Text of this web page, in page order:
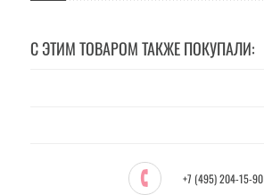
С ЭТИМ ТОВАРОМ ТАКЖЕ ПОКУПАЛИ:
+7 (495) 204-15-90